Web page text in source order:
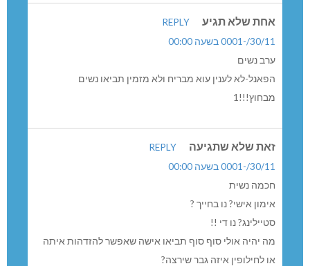
אחת שלא תגיע
REPLY
30/11/-0001 בשעה 00:00
ערב נשים
הפאנל-לא לענין עוא מבריח ולא מזמין תביאו נשים
מבחוץ!!!1
זאת שלא שתגיעה
REPLY
30/11/-0001 בשעה 00:00
חכמה נשית
אימון אישי? נו בחייך ?
סטיילינג? נו די !!
מה יהיה אולי סוף סוף תביאו אישה שאפשר להזדהות איתה
או לחילופין איזה גבר שירצה?